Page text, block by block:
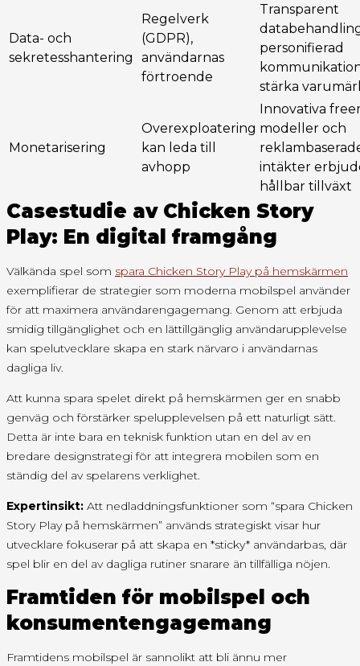
Data- och
sekretesshantering
Regelverk
(GDPR),
användarnas
förtroende
Transparent
personifierad
stärka
Monetarisering
Overexploatering
kan leda till
avhopp
Innovativa
modeller och
intäkter
hållbar tillväxt
Casestudie av Chicken Story
Play: En digital framgång
Välkända spel som spara Chicken Story Play på hemskärmen
exemplifierar de strategier som moderna mobilspel använder
för att maximera användarengagemang. Genom att erbjuda
smidig tillgänglighet och en lättillgänglig användarupplevelse
kan spelutvecklare skapa en stark närvaro i användarnas
dagliga liv.
Att kunna spara spelet direkt på hemskärmen ger en snabb
genväg och förstärker spelupplevelsen på ett naturligt sätt.
Detta är inte bara en teknisk funktion utan en del av en
bredare designstrategi för att integrera mobilen som en
ständig del av spelarens verklighet.
Expertinsikt: Att nedladdningsfunktioner som “spara Chicken
Story Play på hemskärmen” används strategiskt visar hur
utvecklare fokuserar på att skapa en *sticky* användarbas, där
spel blir en del av dagliga rutiner snarare än tillfälliga nöjen.
Framtiden för mobilspel och
konsumentengagemang
Framtidens mobilspel är sannolikt att bli ännu mer